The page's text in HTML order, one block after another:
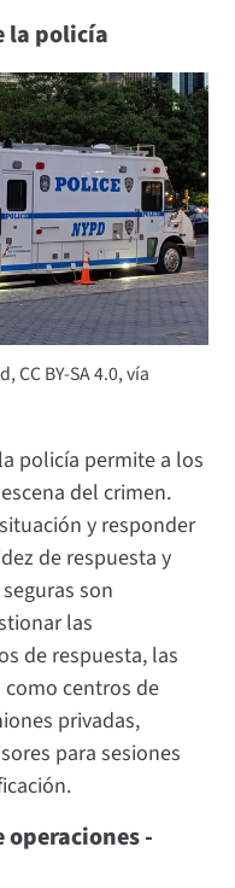
la policía
BY-SA 4.0, vía
policía permite a los
del crimen.
y responder
de respuesta y
son
las
de respuesta, las
centros de
privadas,
para sesiones
-